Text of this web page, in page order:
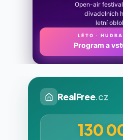
Open-air
divadelních
letní
LÉTO ·
Program a
RealFree.cz
130